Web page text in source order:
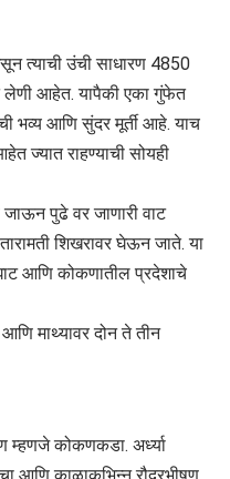
त्याची उंची साधारण 4850
लेणी आहेत. यापैकी एका गुंफेत
भव्य आणि सुंदर मूर्ती आहे. याच
ज्यात राहण्याची सोयही
जाऊन पुढे वर जाणारी वाट
शिखरावर घेऊन जाते. या
आणि कोकणातील प्रदेशाचे
माथ्यावर दोन ते तीन
म्हणजे कोकणकडा. अर्ध्या